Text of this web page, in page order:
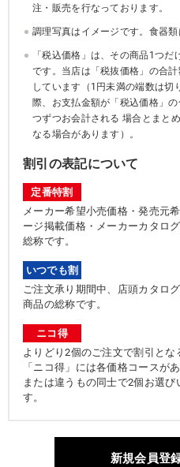
注・販売を行なっております。
調理写真はイメージです。食器類
「税込価格」は、その商品1つ
です。当店は「税抜価格」の合
しています（1円未満の端数は切
際、お支払金額が「税込価格」
つずつお会計される 場合とまと
なる場合があります）。
割引の表記について
定番特割
メーカー希望小売価格・発売元
ージ掲載価格・メーカーカタロ
総称です。
いつでも割
ご注文承り期間中、店頭カタロ
商品の総称です。
ニコ得
よりどり2個のご注文で割引とな
「ニコ得」には各価格コースが
または違うもの同士で2個お選び
す。
新規会員登